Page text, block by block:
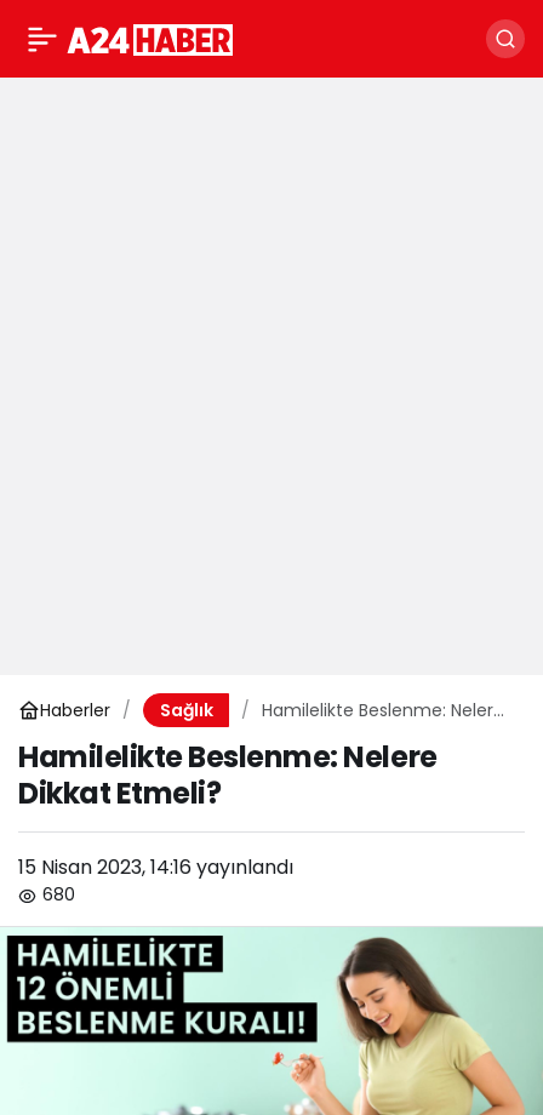
Haberler Sağlık
Hamilelikte Beslenme: Nelere
Hamilelikte Beslenme: Nelere
Dikkat Etmeli?
15 Nisan 2023, 14:16yayınlandı
680